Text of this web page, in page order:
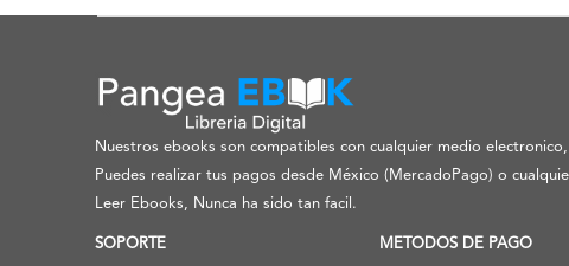
Nuestros ebooks son compatibles con cualquier medio
Puedes realizar tus pagos desde México (MercadoPago) o
Leer Ebooks, Nunca ha sido tan facil.
SOPORTE METODOS DE PAGO